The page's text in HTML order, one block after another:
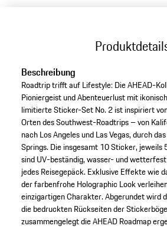
Beschreibung
Roadtrip trifft auf Lifestyle: Die AHEAD-
Pioniergeist und Abenteuerlust mit
limitierte Sticker-Set No. 2 ist inspiriert
Orten des Southwest-Roadtrips – von
nach Los Angeles und Las Vegas, durch
Springs. Die insgesamt 10 Sticker, jeweils
sind UV-beständig, wasser- und
jedes Reisegepäck. Exklusive Effekte wie
der farbenfrohe Holographic Look
einzigartigen Charakter. Abgerundet wird
die bedruckten Rückseiten der
zusammengelegt die AHEAD Roadmap